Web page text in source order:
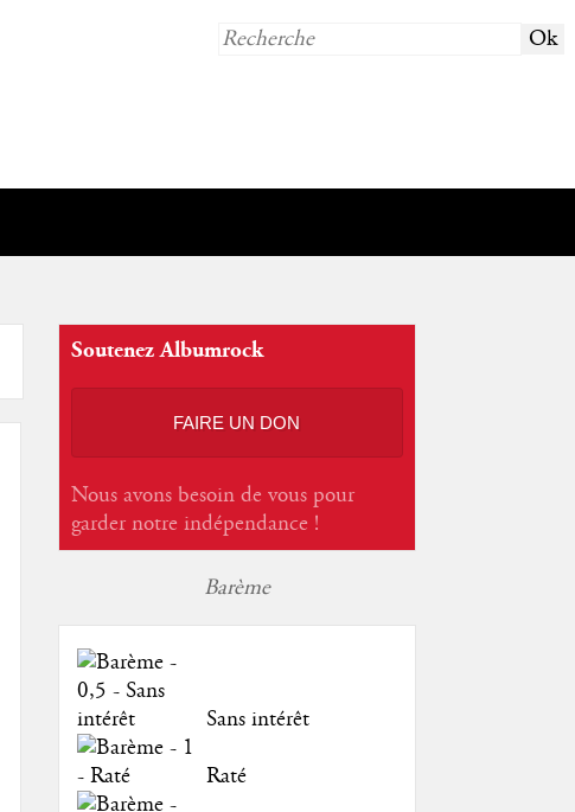
Soutenez Albumrock
FAIRE UN DON
Nous avons besoin de vous pour
garder notre indépendance !
Barème
Sans intérêt
Raté